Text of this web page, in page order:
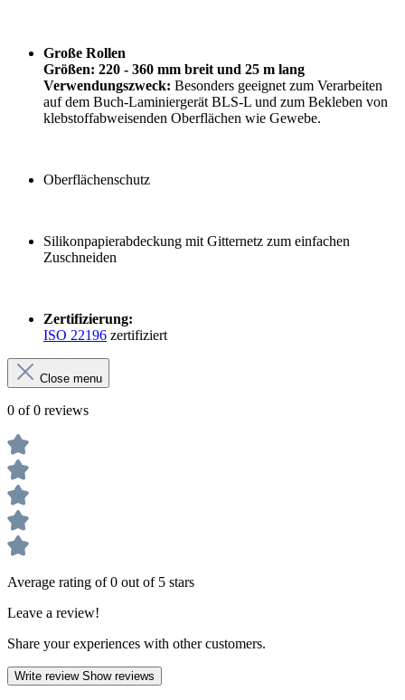
Große Rollen
Größen: 220 - 360 mm breit und 25 m lang
Verwendungszweck: Besonders geeignet zum Verarbeiten
auf dem Buch-Laminiergerät BLS-L und zum Bekleben von
klebstoffabweisenden Oberflächen wie Gewebe.
Oberflächenschutz
Silikonpapierabdeckung mit Gitternetz zum einfachen
Zuschneiden
Zertifizierung:
ISO 22196 zertifiziert
Close menu
0 of 0 reviews
Average rating of 0 out of 5 stars
Leave a review!
Share your experiences with other customers.
Write review Show reviews